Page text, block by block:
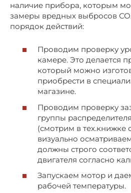
наличие прибора, которым
замеры вредных выбросов
порядок действий:
Проводим проверку
камере. Это делается
который можно
приобрести в
магазине.
Проводим проверку
группы
(смотрим в тех.книжке
визуально
должны строго
двигателя согласно
Запускаем мотор и
рабочей температуры.